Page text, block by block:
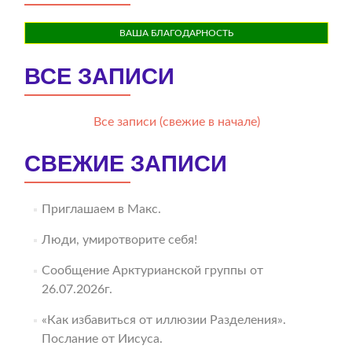
ВАША БЛАГОДАРНОСТЬ
ВСЕ ЗАПИСИ
Все записи (свежие в начале)
СВЕЖИЕ ЗАПИСИ
Приглашаем в Макс.
Люди, умиротворите себя!
Сообщение Арктурианской группы от
26.07.2026г.
«Как избавиться от иллюзии Разделения».
Послание от Иисуса.